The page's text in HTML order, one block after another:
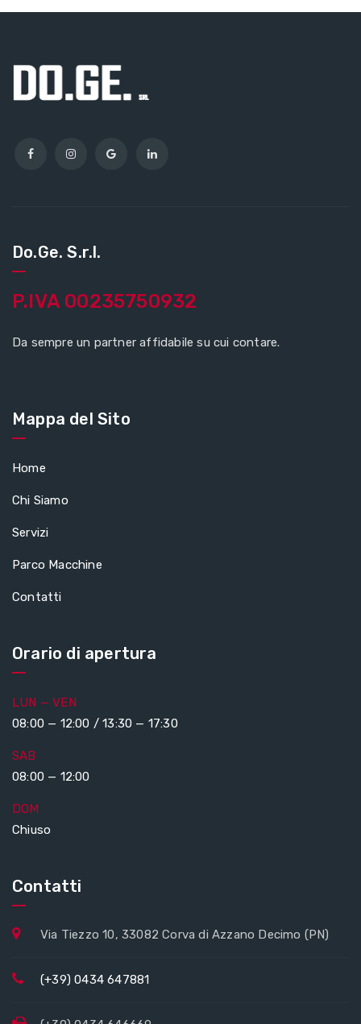
Do.Ge. S.r.l.
P.IVA 00235750932
Da sempre un partner affidabile su cui contare.
Mappa del Sito
Home
Chi Siamo
Servizi
Parco Macchine
Contatti
Orario di apertura
LUN — VEN
08:00 — 12:00 / 13:30 — 17:30
SAB
08:00 — 12:00
DOM
Chiuso
Contatti
Via Tiezzo 10, 33082 Corva di Azzano Decimo (PN)
(+39) 0434 647881